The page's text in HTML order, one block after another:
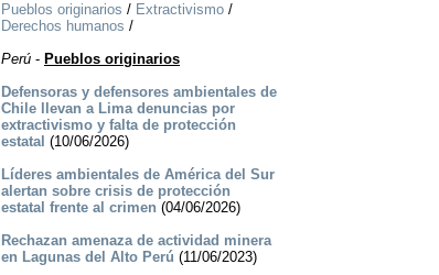
Pueblos originarios / Extractivismo/
Derechos humanos /
Perú- Pueblos originarios
Defensoras y defensores ambientales de
Chile llevan a Lima denuncias por
extractivismo y falta de protección
estatal (10/06/2026)
Líderes ambientales de América del Sur
alertan sobre crisis de protección
estatal frente al crimen (04/06/2026)
Rechazan amenaza de actividad minera
en Lagunas del Alto Perú (11/06/2023)